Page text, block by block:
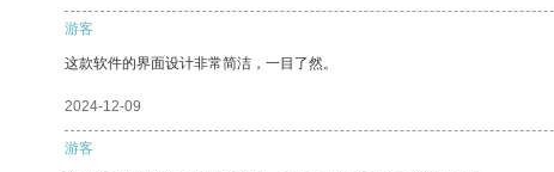
游客
这款软件的界面设计非常简洁，一目了然。
2024-12-09
游客